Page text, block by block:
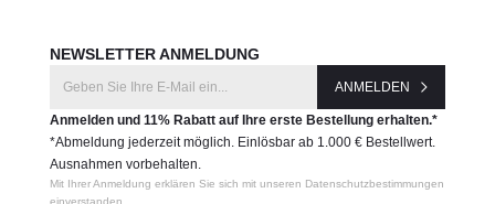
NEWSLETTER ANMELDUNG
ANMELDEN
Anmelden und 11% Rabatt auf Ihre erste Bestellung erhalten.*
*Abmeldung jederzeit möglich. Einlösbar ab 1.000 € Bestellwert.
Ausnahmen vorbehalten.
Mit Ihrer Anmeldung erklären Sie sich mit unseren Datenschutzbestimmungen
einverstanden.